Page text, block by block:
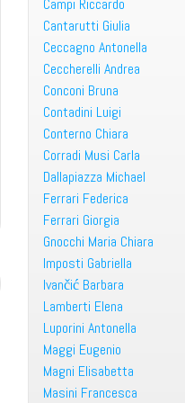
Campi Riccardo
Cantarutti Giulia
Ceccagno Antonella
Ceccherelli Andrea
Conconi Bruna
Contadini Luigi
Conterno Chiara
Corradi Musi Carla
Dallapiazza Michael
Ferrari Federica
Ferrari Giorgia
Gnocchi Maria Chiara
Imposti Gabriella
Ivančić Barbara
Lamberti Elena
Luporini Antonella
Maggi Eugenio
Magni Elisabetta
Masini Francesca